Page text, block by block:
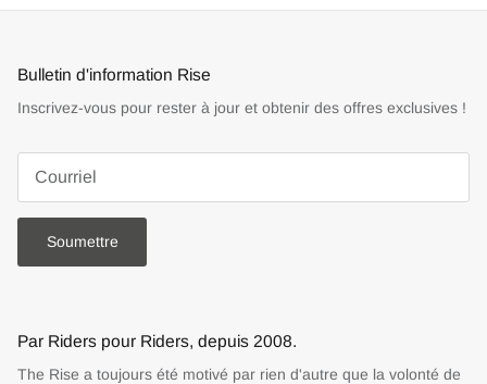
Bulletin d'information Rise
Inscrivez-vous pour rester à jour et obtenir des offres exclusives !
Soumettre
Par Riders pour Riders, depuis 2008.
The Rise a toujours été motivé par rien d'autre que la volonté de